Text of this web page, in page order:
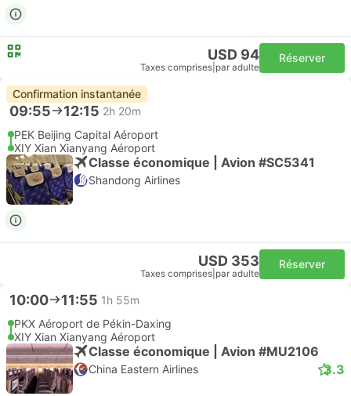
USD 94
Taxes comprises par adulte
Réserver
Confirmation instantanée
09:55 12:15 2h 20m
PEK Beijing Capital Aéroport
XIY Xian Xianyang Aéroport
Classe économique | Avion #SC5341
Shandong Airlines
USD 353
Taxes comprises par adulte
Réserver
10:00 11:55 1h 55m
PKX Aéroport de Pékin-Daxing
XIY Xian Xianyang Aéroport
Classe économique | Avion #MU2106
China Eastern Airlines 3.3